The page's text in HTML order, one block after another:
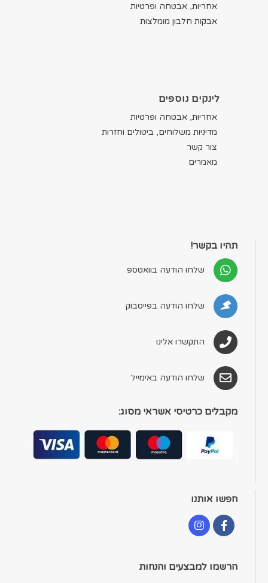
אחריות, אבטחה ופרטיות
אבקות חלבון מומלצות
לינקים נוספים
אחריות, אבטחה ופרטיות
מדיניות משלוחים, ביטולים וחזרות
צור קשר
מאמרים
תהיו בקשר!
שלחו הודעה בוואטספ
שלחו הודעה בפייסבוק
התקשרו אלינו
שלחו הודעה באימייל
מקבלים כרטיסי אשראי מסוג:
חפשו אותנו
הרשמו למבצעים והנחות